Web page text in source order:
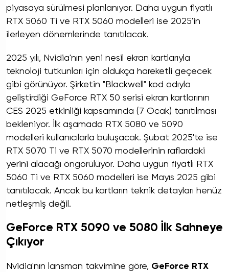
piyasaya sürülmesi planlanıyor. Daha uygun fiyatlı
RTX 5060 Ti ve RTX 5060 modelleri ise 2025'in
ilerleyen dönemlerinde tanıtılacak.
2025 yılı, Nvidia'nın yeni nesil ekran kartlarıyla
teknoloji tutkunları için oldukça hareketli geçecek
gibi görünüyor. Şirketin "Blackwell" kod adıyla
geliştirdiği GeForce RTX 50 serisi ekran kartlarının
CES 2025 etkinliği kapsamında (7 Ocak) tanıtılması
bekleniyor. İlk aşamada RTX 5080 ve 5090
modelleri kullanıcılarla buluşacak. Şubat 2025'te ise
RTX 5070 Ti ve RTX 5070 modellerinin raflardaki
yerini alacağı öngörülüyor. Daha uygun fiyatlı RTX
5060 Ti ve RTX 5060 modelleri ise Mayıs 2025 gibi
tanıtılacak. Ancak bu kartların teknik detayları henüz
netleşmiş değil.
GeForce RTX 5090 ve 5080 İlk Sahneye
Çıkıyor
Nvidia'nın lansman takvimine göre, GeForce RTX